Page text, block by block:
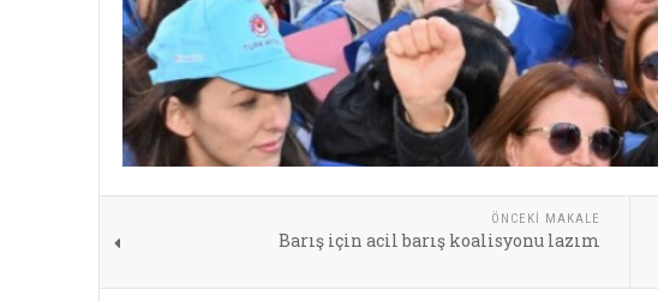
ÖNCEKI MAKALE
Barış için acil barış koalisyonu lazım